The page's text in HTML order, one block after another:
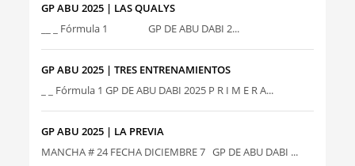
GP ABU 2025 | LAS QUALYS
__ _ Fórmula 1 GP DE ABU DABI 2...
GP ABU 2025 | TRES ENTRENAMIENTOS
_ _ Fórmula 1 GP DE ABU DABI 2025 P R I M E R A...
GP ABU 2025 | LA PREVIA
MANCHA # 24 FECHA DICIEMBRE 7 GP DE ABU DABI ...